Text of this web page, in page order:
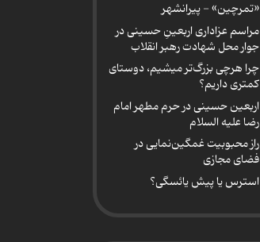
«تمرچین» - پیرانشهر
مراسم عزاداری اربعینِ حسینی در
جوار محل شهادت رهبر انقلاب
چرا هرچی بزرگ‌تر میشیم، دوستای
کمتری داریم؟
اربعین حسینی در حرم مطهر امام
رضا علیه السلام
راز محبوبیت غمگین‌نمایی در
فضای مجازی
استرس یا پیش یائسگی؟